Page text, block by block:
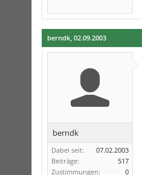
berndk, 02.09.2003
berndk
Dabei seit:
07.02.2003
Beiträge:
517
Zustimmungen:
0